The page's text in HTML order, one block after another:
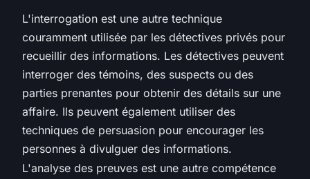
L'interrogation est une autre technique
couramment utilisée par les détectives privés pour
recueillir des informations. Les détectives peuvent
interroger des témoins, des suspects ou des
parties prenantes pour obtenir des détails sur une
affaire. Ils peuvent également utiliser des
techniques de persuasion pour encourager les
personnes à divulguer des informations.
L'analyse des preuves est une autre compétence